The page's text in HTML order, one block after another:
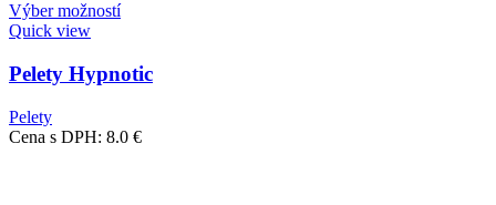
Výber možností
Quick view
Pelety Hypnotic
Pelety
Cena s DPH: 8.0 €